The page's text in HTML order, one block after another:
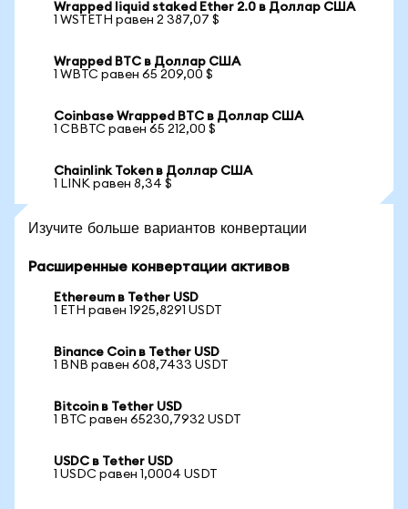
Wrapped liquid staked Ether 2.0 в Доллар США
1 WSTETH равен 2 387,07 $
Wrapped BTC в Доллар США
1 WBTC равен 65 209,00 $
Coinbase Wrapped BTC в Доллар США
1 CBBTC равен 65 212,00 $
Chainlink Token в Доллар США
1 LINK равен 8,34 $
Изучите больше вариантов конвертации
Расширенные конвертации активов
Ethereum в Tether USD
1 ETH равен 1925,8291 USDT
Binance Coin в Tether USD
1 BNB равен 608,7433 USDT
Bitcoin в Tether USD
1 BTC равен 65230,7932 USDT
USDC в Tether USD
1 USDC равен 1,0004 USDT